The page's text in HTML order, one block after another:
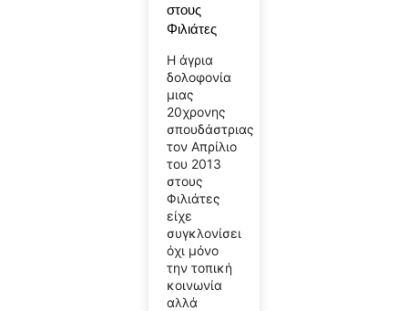
στους
Φιλιάτες
Η άγρια
δολοφονία
μιας
20χρονης
σπουδάστριας
τον Απρίλιο
του 2013
στους
Φιλιάτες
είχε
συγκλονίσει
όχι μόνο
την τοπική
κοινωνία
αλλά